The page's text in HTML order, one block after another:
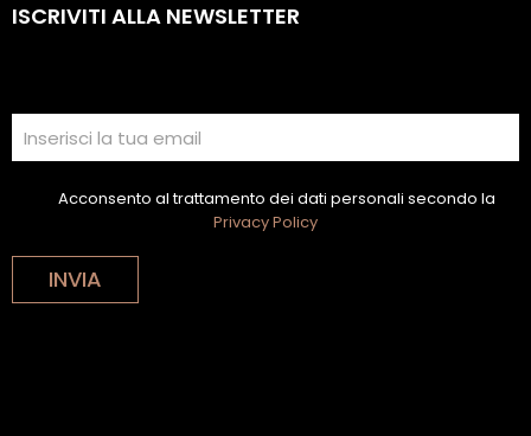
ISCRIVITI ALLA NEWSLETTER
Acconsento al trattamento dei dati personali secondo la
Privacy Policy
INVIA